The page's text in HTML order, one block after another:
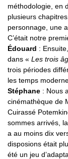
méthodologie, en
plusieurs
personnage, une
C’était notre
Édouard :
dans « Les trois
trois périodes
les temps
Stéphane : Nous
cinémathèque de
Cuirassé
sommes arrivés,
a au moins dix
disposions était
été un jeu